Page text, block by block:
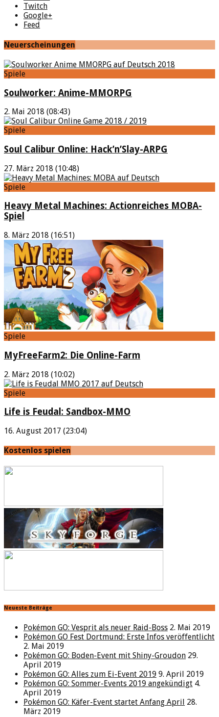
Twitch
Google+
Feed
Neuerscheinungen
Spiele
Soulworker: Anime-MMORPG
2. Mai 2018 (08:43)
Spiele
Soul Calibur Online: Hack’n’Slay-ARPG
27. März 2018 (10:48)
Spiele
Heavy Metal Machines: Actionreiches MOBA-
Spiel
8. März 2018 (16:51)
Spiele
MyFreeFarm2: Die Online-Farm
2. März 2018 (10:02)
Spiele
Life is Feudal: Sandbox-MMO
16. August 2017 (23:04)
Kostenlos spielen
Neueste Beiträge
Pokémon GO: Vesprit als neuer Raid-Boss 2. Mai 2019
Pokémon GO Fest Dortmund: Erste Infos veröffentlicht
2. Mai 2019
Pokémon GO: Boden-Event mit Shiny-Groudon 29.
April 2019
Pokémon GO: Alles zum Ei-Event 2019 9. April 2019
Pokémon GO: Sommer-Events 2019 angekündigt 4.
April 2019
Pokémon GO: Käfer-Event startet Anfang April 28.
März 2019